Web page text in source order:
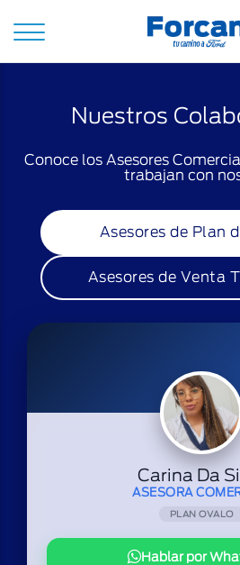
menú
de
navegación
de
Ford
Nuestros
Conoce los Asesores
trabajan con
Asesores de Plan
Asesores de Venta
Carina Da
PLAN OVALO
ASESORA
Hablar por